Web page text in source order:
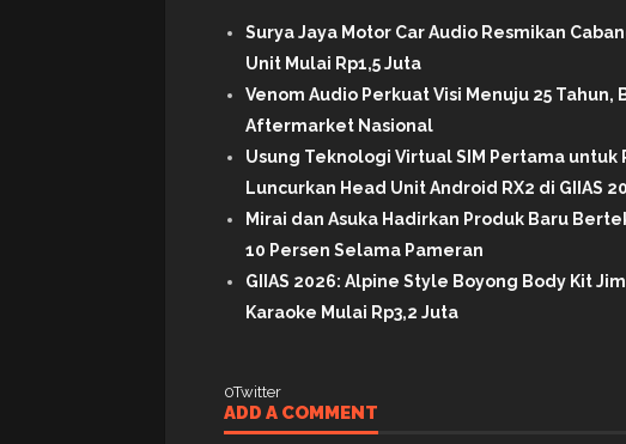
Surya Jaya Motor Car Audio Resmikan
Unit Mulai Rp1,5 Juta
Venom Audio Perkuat Visi Menuju 25
Aftermarket Nasional
Usung Teknologi Virtual SIM Pertama
Luncurkan Head Unit Android RX2 di GIIAS
Mirai dan Asuka Hadirkan Produk Baru
10 Persen Selama Pameran
GIIAS 2026: Alpine Style Boyong Body Kit
Karaoke Mulai Rp3,2 Juta
0Twitter
ADD A COMMENT